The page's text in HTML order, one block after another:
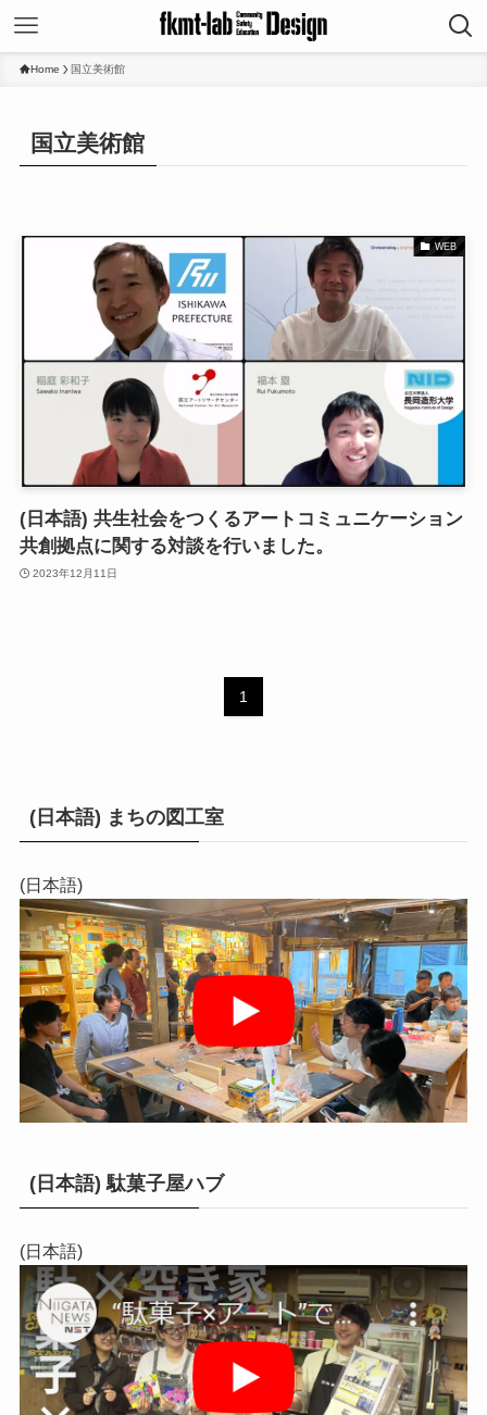
Home 国立美術館
国立美術館
WEB
(日本語) 共生社会をつくるアートコミュニケーション
共創拠点に関する対談を行いました。
2023年12月11日
1
(日本語) まちの図工室
(日本語)
(日本語) 駄菓子屋ハブ
(日本語)